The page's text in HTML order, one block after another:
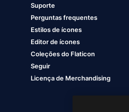
Suporte
Perguntas frequentes
Estilos de ícones
Editor de ícones
Coleções do Flaticon
Seguir
Licença de Merchandising